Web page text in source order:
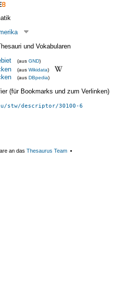
und Vokabularen
(aus GND)
(aus Wikidata)
(aus DBpedia)
(für Bookmarks und zum Verlinken)
stw/descriptor/30100-6
an das Thesaurus Team ▪